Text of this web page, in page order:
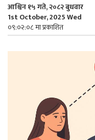
आश्विन १५ गते, २०८२ बुधवार
1st October, 2025 Wed
०९:०२:०८ मा प्रकाशित